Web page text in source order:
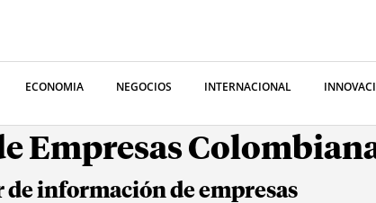
ECONOMIA NEGOCIOS INTERNACIONAL
Empresas
de información de empresas